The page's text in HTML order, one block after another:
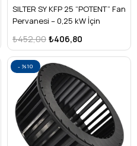
SILTER SY KFP 25 “POTENT” Fan
Pervanesi – 0,25 kW İçin
₺406,80
₺452,00
%10